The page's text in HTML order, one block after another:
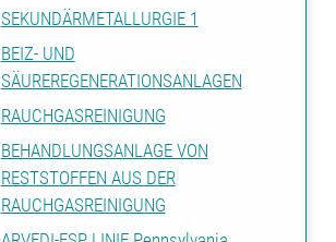
SEKUNDÄRMETALLURGIE 1
BEIZ- UND
SÄUREREGENERATIONSANLAGEN
RAUCHGASREINIGUNG
BEHANDLUNGSANLAGE VON
RESTSTOFFEN AUS DER
RAUCHGASREINIGUNG